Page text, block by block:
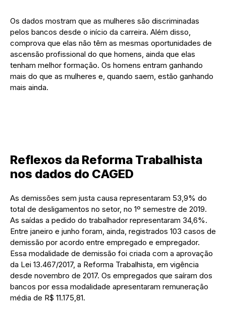
Os dados mostram que as mulheres são discriminadas
pelos bancos desde o início da carreira. Além disso,
comprova que elas não têm as mesmas oportunidades de
ascensão profissional do que homens, ainda que elas
tenham melhor formação. Os homens entram ganhando
mais do que as mulheres e, quando saem, estão ganhando
mais ainda.
Reflexos da Reforma Trabalhista
nos dados do CAGED
As demissões sem justa causa representaram 53,9% do
total de desligamentos no setor, no 1º semestre de 2019.
As saídas a pedido do trabalhador representaram 34,6%.
Entre janeiro e junho foram, ainda, registrados 103 casos de
demissão por acordo entre empregado e empregador.
Essa modalidade de demissão foi criada com a aprovação
da Lei 13.467/2017, a Reforma Trabalhista, em vigência
desde novembro de 2017. Os empregados que saíram dos
bancos por essa modalidade apresentaram remuneração
média de R$ 11.175,81.